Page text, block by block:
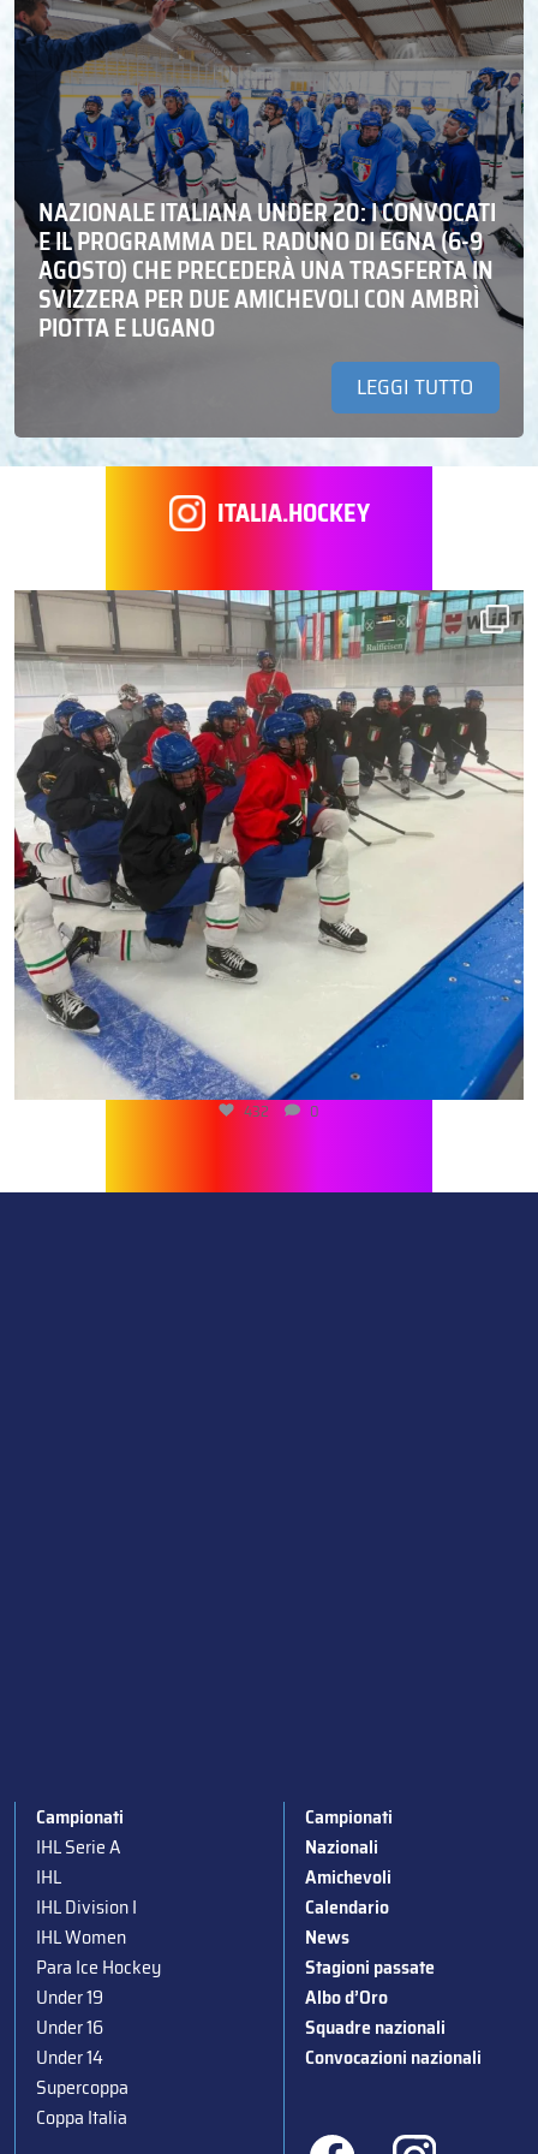
NAZIONALE ITALIANA UNDER 20: I CONVOCATI
E IL PROGRAMMA DEL RADUNO DI EGNA (6-9
AGOSTO) CHE PRECEDERÀ UNA TRASFERTA IN
SVIZZERA PER DUE AMICHEVOLI CON AMBRÌ
PIOTTA E LUGANO
LEGGI TUTTO
ITALIA.HOCKEY
432 0
Campionati
IHL Serie A
IHL
IHL Division I
IHL Women
Para Ice Hockey
Under 19
Under 16
Under 14
Supercoppa
Coppa Italia
Campionati
Nazionali
Amichevoli
Calendario
News
Stagioni passate
Albo d’Oro
Squadre nazionali
Convocazioni nazionali